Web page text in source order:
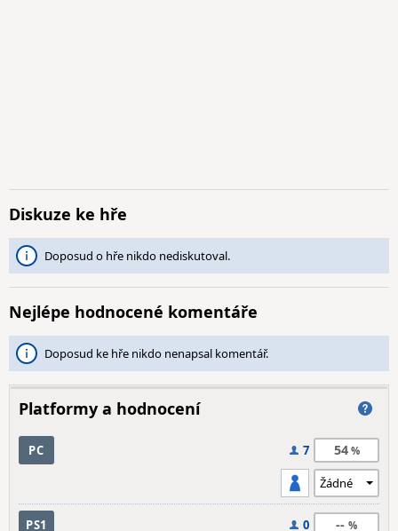
Diskuze ke hře
Doposud o hře nikdo nediskutoval.
Nejlépe hodnocené komentáře
Doposud ke hře nikdo nenapsal komentář.
Platformy a hodnocení
PC 7 54
PS1 0 --